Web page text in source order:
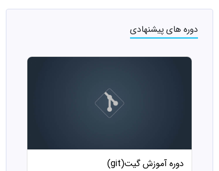
دوره های پیشنهادی
دوره آموزش گیت(git)